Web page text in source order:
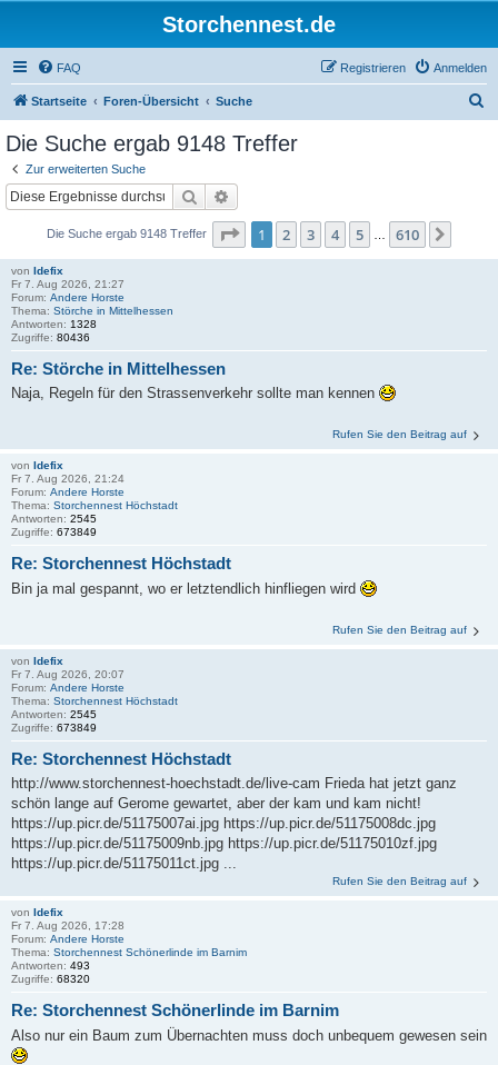
Storchennest.de
FAQ Anmelden
Registrieren
Startseite Foren-Übersicht Suche
Die Suche ergab 9148 Treffer
Zur erweiterten Suche
Suche
Die Suche ergab 9148 Treffer Seite 1von 610
1 2 3 4 5 610
von Idefix
Fr 7. Aug 2026, 21:27
Forum: Andere Horste
Thema: Störche in Mittelhessen
Antworten: 1328
Zugriffe: 80436
Re: Störche in Mittelhessen
Naja, Regeln für den Strassenverkehr sollte man kennen
Rufen Sie den Beitrag auf
von Idefix
Fr 7. Aug 2026, 21:24
Forum: Andere Horste
Thema: Storchennest Höchstadt
Antworten: 2545
Zugriffe: 673849
Re: Storchennest Höchstadt
Bin ja mal gespannt, wo er letztendlich hinfliegen wird
Rufen Sie den Beitrag auf
von Idefix
Fr 7. Aug 2026, 20:07
Forum: Andere Horste
Thema: Storchennest Höchstadt
Antworten: 2545
Zugriffe: 673849
Re: Storchennest Höchstadt
http://www.storchennest-hoechstadt.de/live-cam Frieda hat jetzt ganz
schön lange auf Gerome gewartet, aber der kam und kam nicht!
https://up.picr.de/51175007ai.jpg https://up.picr.de/51175008dc.jpg
https://up.picr.de/51175009nb.jpg https://up.picr.de/51175010zf.jpg
https://up.picr.de/51175011ct.jpg ...
Rufen Sie den Beitrag auf
von Idefix
Fr 7. Aug 2026, 17:28
Forum: Andere Horste
Thema: Storchennest Schönerlinde im Barnim
Antworten: 493
Zugriffe: 68320
Re: Storchennest Schönerlinde im Barnim
Also nur ein Baum zum Übernachten muss doch unbequem gewesen sein